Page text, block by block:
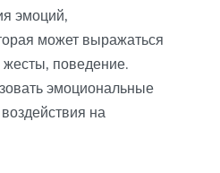
эмоций,
может выражаться
жесты, поведение.
эмоциональные
на